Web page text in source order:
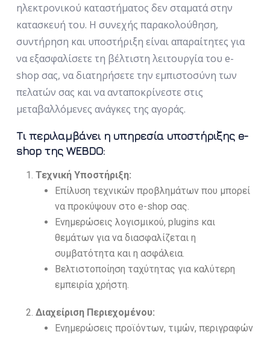
ηλεκτρονικού καταστήματος δεν σταματά στην
κατασκευή του. Η συνεχής παρακολούθηση,
συντήρηση και υποστήριξη είναι απαραίτητες για
να εξασφαλίσετε τη βέλτιστη λειτουργία του e-
shop σας, να διατηρήσετε την εμπιστοσύνη των
πελατών σας και να ανταποκρίνεστε στις
μεταβαλλόμενες ανάγκες της αγοράς.
Τι περιλαμβάνει η υπηρεσία υποστήριξης e-
shop της WEBDO:
Τεχνική Υποστήριξη:
Επίλυση τεχνικών προβλημάτων που μπορεί
να προκύψουν στο e-shop σας.
Ενημερώσεις λογισμικού, plugins και
θεμάτων για να διασφαλίζεται η
συμβατότητα και η ασφάλεια.
Βελτιστοποίηση ταχύτητας για καλύτερη
εμπειρία χρήστη.
Διαχείριση Περιεχομένου:
Ενημερώσεις προϊόντων, τιμών, περιγραφών